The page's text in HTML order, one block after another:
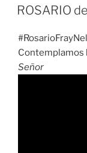
EL
ROSARIO
Contemplamos
Señor